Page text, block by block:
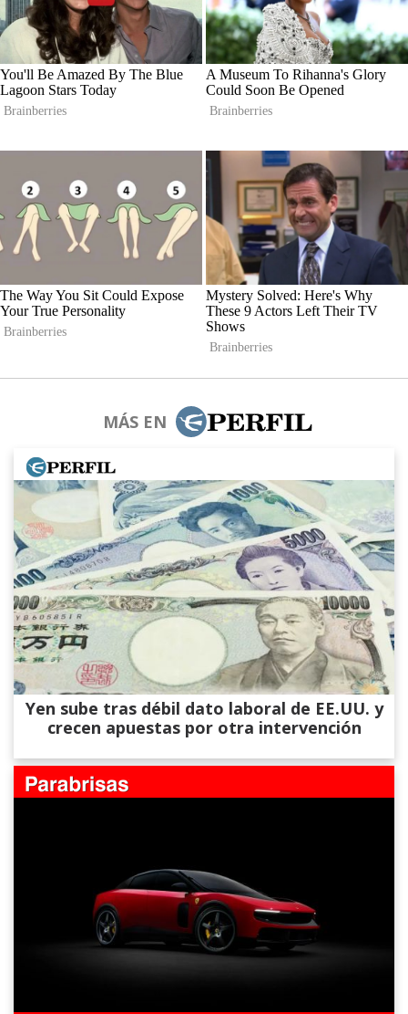
MÁS EN
Yen sube tras débil dato laboral de EE.UU. y
crecen apuestas por otra intervención